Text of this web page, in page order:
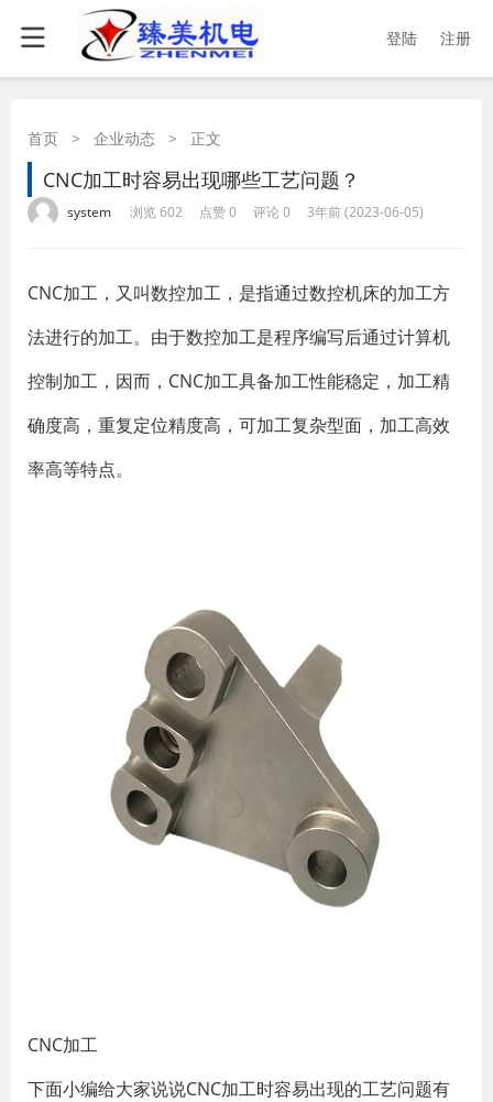
登陆 注册
首页 > 企业动态 > 正文
CNC加工时容易出现哪些工艺问题？
system 浏览 602 点赞 0 评论 0 3年前 (2023-06-05)
CNC加工，又叫数控加工，是指通过数控机床的加工方
法进行的加工。由于数控加工是程序编写后通过计算机
控制加工，因而，CNC加工具备加工性能稳定，加工精
确度高，重复定位精度高，可加工复杂型面，加工高效
率高等特点。
​CNC加工
下面小编给大家说说CNC加工时容易出现的工艺问题有